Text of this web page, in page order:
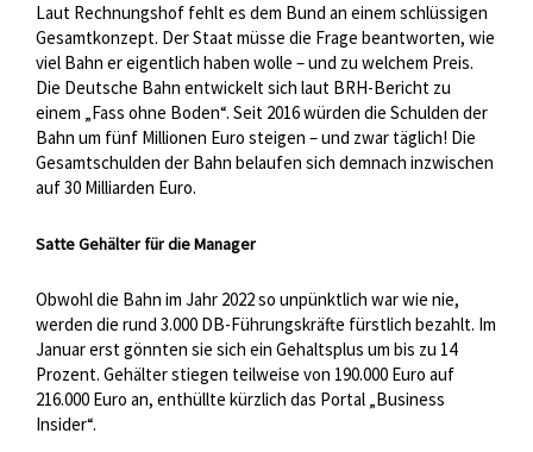
Laut Rechnungshof fehlt es dem Bund an einem schlüssigen
Gesamtkonzept. Der Staat müsse die Frage beantworten, wie
viel Bahn er eigentlich haben wolle – und zu welchem Preis.
Die Deutsche Bahn entwickelt sich laut BRH-Bericht zu
einem „Fass ohne Boden“. Seit 2016 würden die Schulden der
Bahn um fünf Millionen Euro steigen – und zwar täglich! Die
Gesamtschulden der Bahn belaufen sich demnach inzwischen
auf 30 Milliarden Euro.
Satte Gehälter für die Manager
Obwohl die Bahn im Jahr 2022 so unpünktlich war wie nie,
werden die rund 3.000 DB-Führungskräfte fürstlich bezahlt. Im
Januar erst gönnten sie sich ein Gehaltsplus um bis zu 14
Prozent. Gehälter stiegen teilweise von 190.000 Euro auf
216.000 Euro an, enthüllte kürzlich das Portal „Business
Insider“.